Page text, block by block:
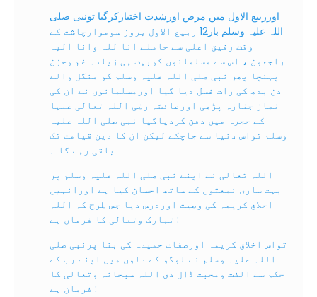
اورربیع الاول میں مرض اورشدت اختیارکرگیا تونبی صلی
اللہ علیہ وسلم بار12 ربیع الاول بروز سوموارچاشت کے
وقت رفیق اعلی سے جاملے انا للہ وانا الیہ
راجعون ، اس سے مسلمانوں کوبہت ہی زيادہ غم وحزن
پہنچا پھر نبی صلی اللہ علیہ وسلم کو منگل والے
دن بدھ کی رات غسل دیا گيا اورمسلمانوں نے ان کی
نماز جنازہ پڑھی اورعائشہ رضی اللہ تعالی عنہا
کے حجرہ میں دفن کردیاگیا نبی صلی اللہ علیہ
وسلم تواس دنیا سے جاچکے لیکن ان کا دین قیامت تک
باقی رہے گا ۔
اللہ تعالی نے اپنے نبی صلی اللہ علیہ وسلم پر
بہت ساری نمعتوں کے ساتھ احسان کیا ہے اورانہیں
اخلاق کریمہ کی وصیت اوردرس دیا جس طرح کہ اللہ
تبارک وتعالی کا فرمان ہے :
تواس اخلاق کریمہ اورصفات حمیدہ کی بنا پرنبی صلی
اللہ علیہ وسلم نے لوگو کے دلوں میں اپنے رب کے
حکم سے الفت ومحبت ڈال دی اللہ سبحانہ وتعالی کا
فرمان ہے :